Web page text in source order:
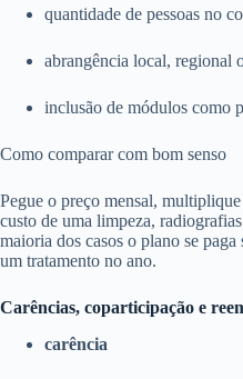
quantidade de pessoas no
abrangência local, regional
inclusão de módulos como
Como comparar com bom senso
Pegue o preço mensal,
custo de uma limpeza,
maioria dos casos o plano se
um tratamento no ano.
Carências, coparticipação e
carência